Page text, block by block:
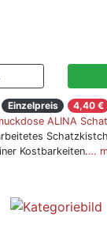
Einzelpreis 4,40 €
ALINA
Kostbarkeiten.…